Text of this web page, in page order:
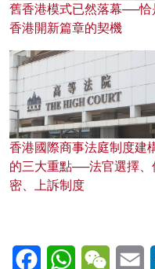
舊香港模式已然落幕──恰
香港開新篇章的契機
香港國際商事法庭制度建
的三大重點──法官選擇、
密、上訴制度
FacebookWhatsAppWeChat